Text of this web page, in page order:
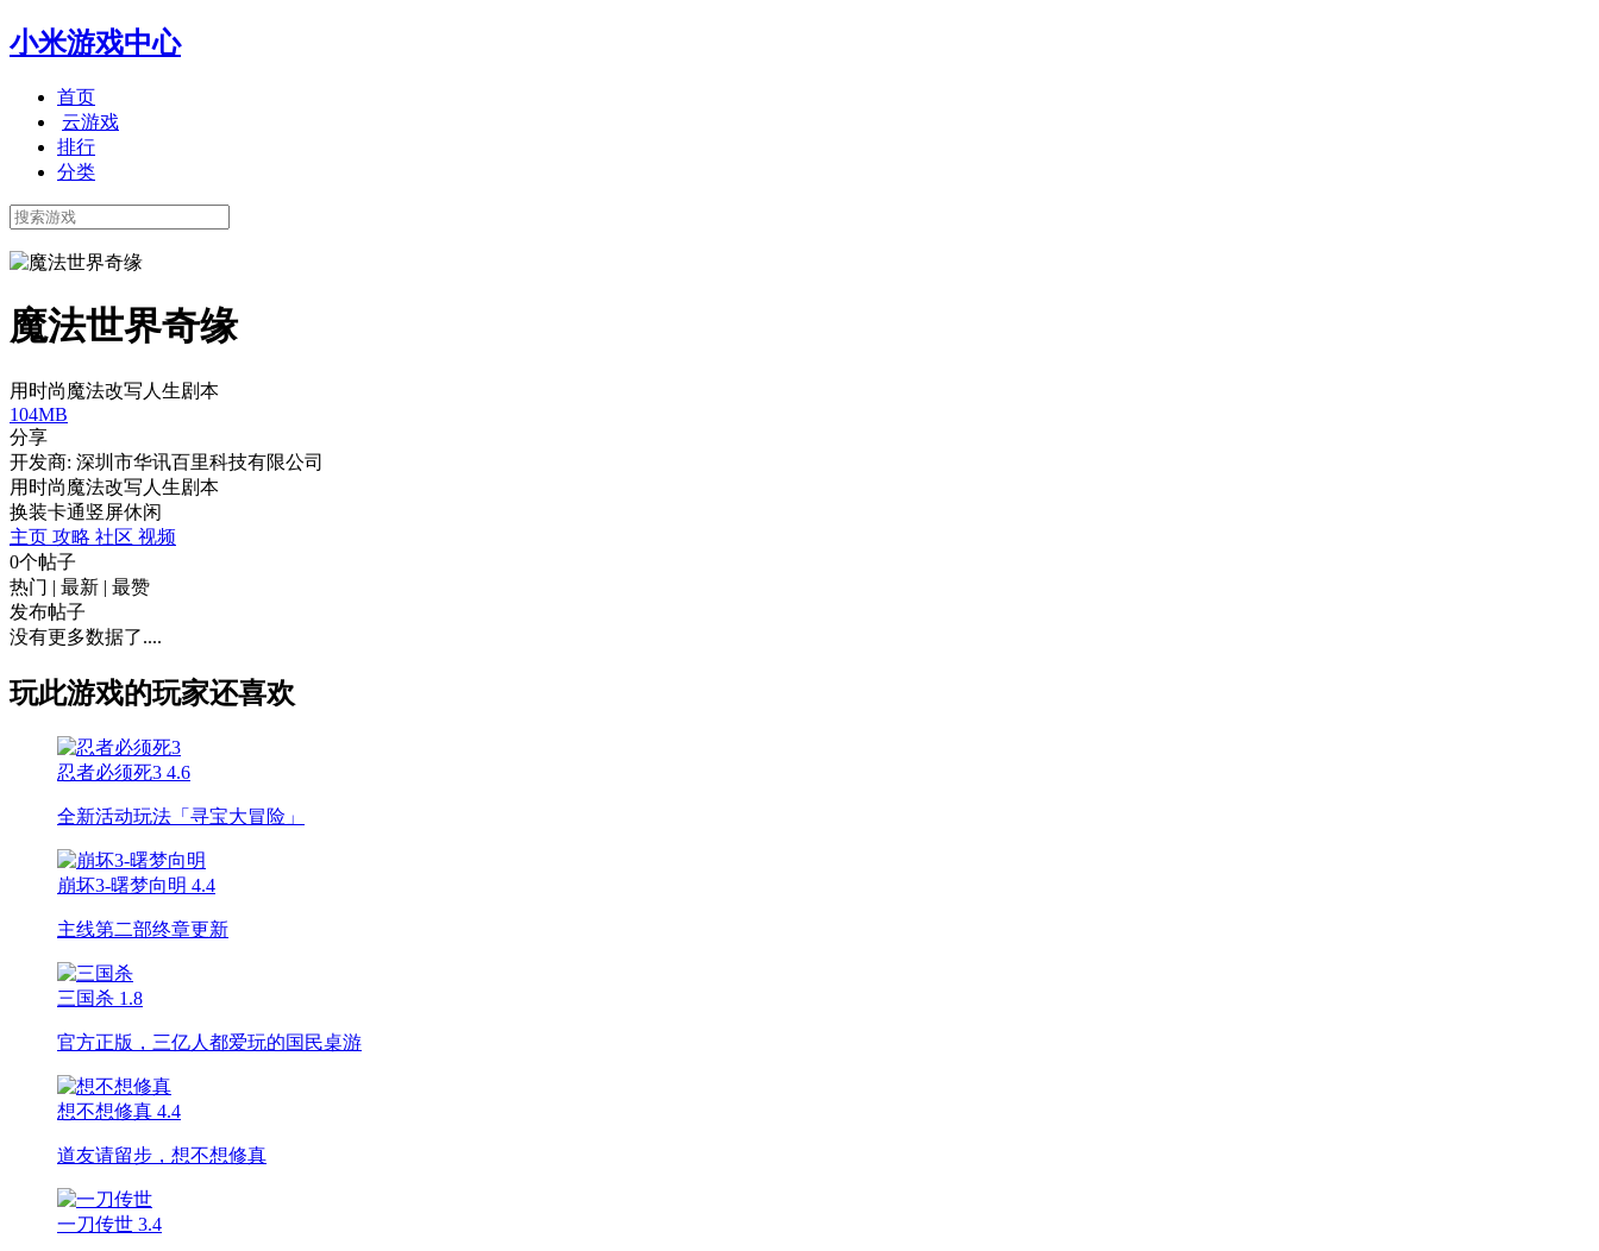
小米游戏中心
首页
云游戏
排行
分类
魔法世界奇缘
用时尚魔法改写人生剧本
104MB
分享
开发商: 深圳市华讯百里科技有限公司
用时尚魔法改写人生剧本
换装卡通竖屏休闲
主页 攻略 社区 视频
0个帖子
热门 | 最新 | 最赞
发布帖子
没有更多数据了....
玩此游戏的玩家还喜欢
忍者必须死3 4.6
全新活动玩法「寻宝大冒险」
崩坏3-曙梦向明 4.4
主线第二部终章更新
三国杀 1.8
官方正版，三亿人都爱玩的国民桌游
想不想修真 4.4
道友请留步，想不想修真
一刀传世 3.4